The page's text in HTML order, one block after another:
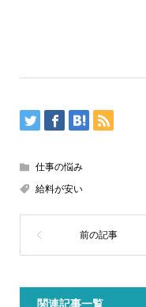
仕事の悩み
給料が安い
関連記事一覧